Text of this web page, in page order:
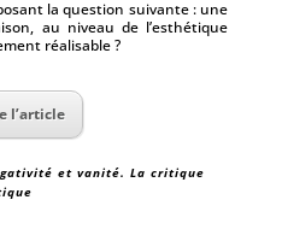
la question suivante : une
au niveau de l’esthétique
réalisable ?
l’article
et vanité. La critique